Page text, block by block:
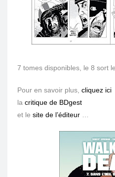
7 tomes disponibles, le 8 sort
Pour en savoir plus, cliquez ici
la critique de BDgest
et le site de l’éditeur